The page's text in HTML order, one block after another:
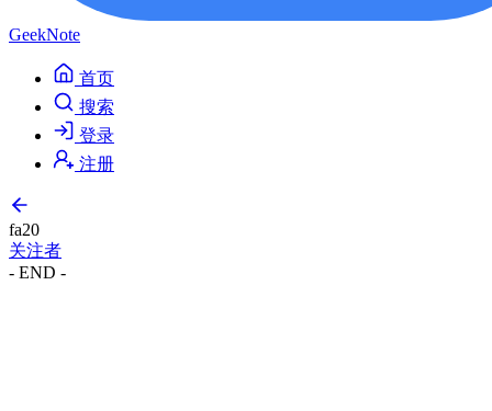
GeekNote
首页
搜索
登录
注册
fa20
关注者
- END -